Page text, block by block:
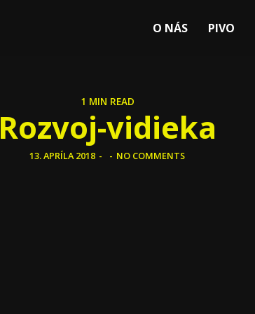
O NÁS PIVO
1 MIN READ
Rozvoj-vidieka
13. APRÍLA 2018 - - NO COMMENTS